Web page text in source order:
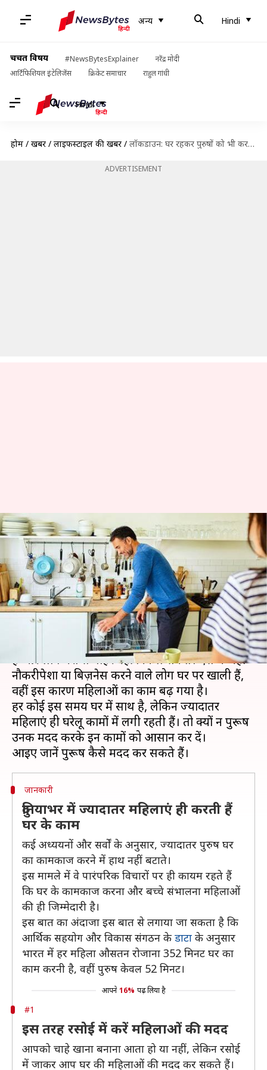
अन्य Hindi
चर्चित विषय #NewsBytesExplainer
नरेंद्र मोदी
आर्टिफिशियल इंटेलिजेंस
क्रिकेट समाचार राहुल गांधी
Hindi
होम / खबरें / लाइफस्टाइल की खबरें / लॉकडाउन: घर रहकर पुरुषों को भी करना चाहिए घर का काम, ऐसे करें महिलाओं की मदद
ADVERTISEMENT
लॉकडाउन: घर रहकर पुरुषों को भी
करना चाहिए घर का काम, ऐसे करें
महिलाओं की मदद
लेखन अंजली Mar 30, 2020 02:36 pm
क्या है खबर?
कोरोना वायरस की वजह से भारत पूरी तरह से लॉकडाउन
है और लोग घरों से बाहर नहीं निकल सकते। ऐसे में जहां
नौकरीपेशा या बिज़नेस करने वाले लोग घर पर खाली हैं,
वहीं इस कारण महिलाओं का काम बढ़ गया है।
हर कोई इस समय घर में साथ है, लेकिन ज्यादातर
महिलाएं ही घरेलू कामों में लगी रहती हैं। तो क्यों न पुरूष
उनकी मदद करके इन कामों को आसान कर दें।
जानकारी
दुनियाभर में ज्यादातर महिलाएं ही करती हैं
घर के काम
कई अध्ययनों और सर्वों के अनुसार, ज्यादातर पुरुष घर
का कामकाज करने में हाथ नहीं बटाते।
इस मामले में वे पारंपरिक विचारों पर ही कायम रहते हैं
कि घर के कामकाज करना और बच्चे संभालना महिलाओं
की ही जिम्मेदारी है।
इस बात का अंदाजा इस बात से लगाया जा सकता है कि
आर्थिक सहयोग और विकास संगठन के डाटा के अनुसार
भारत में हर महिला औसतन रोजाना 352 मिनट घर का
काम करनी है, वहीं पुरुष केवल 52 मिनट।
आपने 16% पढ़ लिया है
#1
इस तरह रसोई में करें महिलाओं की मदद
आपको चाहे खाना बनाना आता हो या नहीं, लेकिन रसोई
में जाकर आप घर की महिलाओं की मदद कर सकते हैं।